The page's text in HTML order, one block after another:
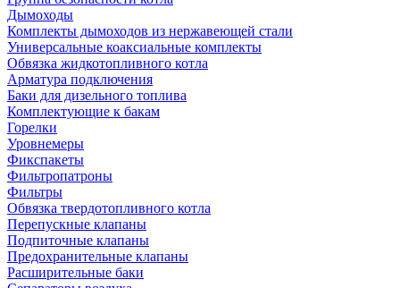
Дымоходы
Комплекты дымоходов из нержавеющей стали
Универсальные коаксиальные комплекты
Обвязка жидкотопливного котла
Арматура подключения
Баки для дизельного топлива
Комплектующие к бакам
Горелки
Уровнемеры
Фикспакеты
Фильтропатроны
Фильтры
Обвязка твердотопливного котла
Перепускные клапаны
Подпиточные клапаны
Предохранительные клапаны
Расширительные баки